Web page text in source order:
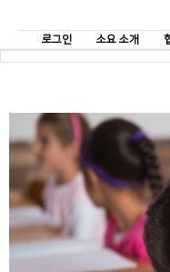
로그인
소요 소개